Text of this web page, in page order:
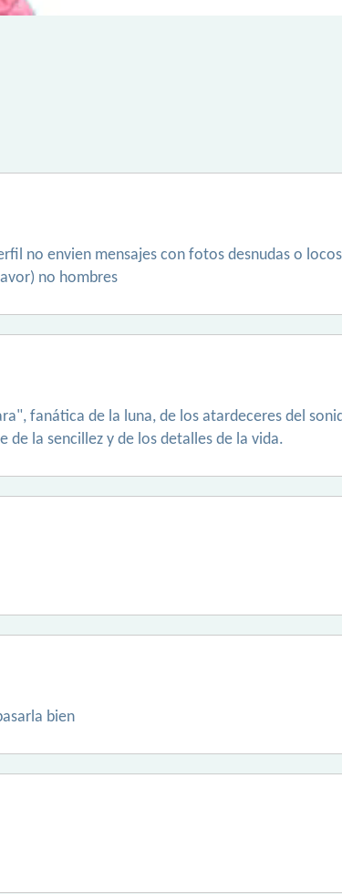
no envien mensajes con fotos desnudas o
no hombres
fanática de la luna, de los atardeceres del
de la sencillez y de los detalles de la vida.
bien